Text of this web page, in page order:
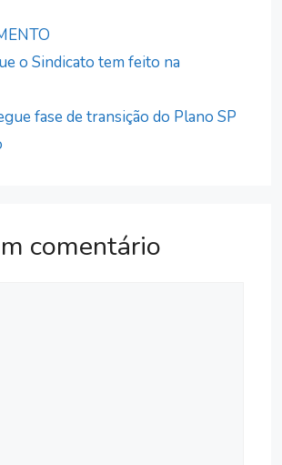
o Sindicato tem feito na
fase de transição do Plano SP
comentário